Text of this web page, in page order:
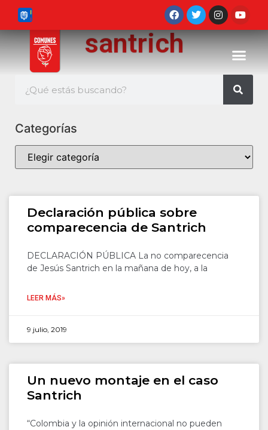
santrich
Categorías
Declaración pública sobre
comparecencia de Santrich
DECLARACIÓN PÚBLICA La no comparecencia
de Jesús Santrich en la mañana de hoy, a la
LEER MÁS»
9 julio, 2019
Un nuevo montaje en el caso
Santrich
“Colombia y la opinión internacional no pueden